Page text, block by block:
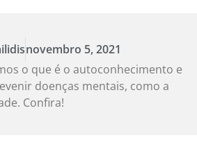
novembro 5, 2021
o que é o autoconhecimento e
doenças mentais, como a
Confira!